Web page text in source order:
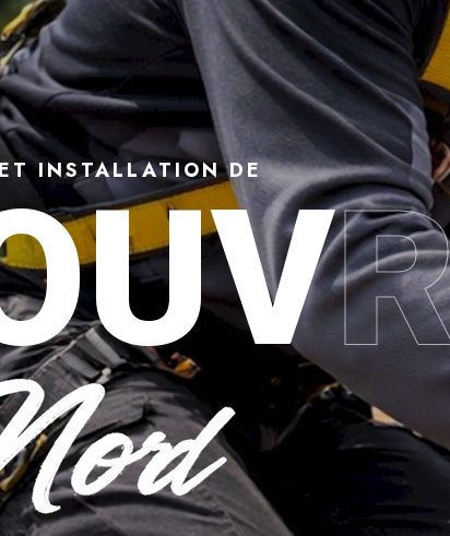
INSTALLATION DE
Denain (59220) :